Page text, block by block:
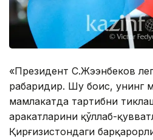
«Президент С.Жээнбеков
раҳбаридир. Шу боис, унинг
мамлакатда тартибни
ҳаракатларини қўллаб-
Қирғизистондаги